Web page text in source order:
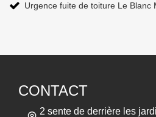
Urgence fuite de toiture Le Blanc
CONTACT
2 sente de derrière les